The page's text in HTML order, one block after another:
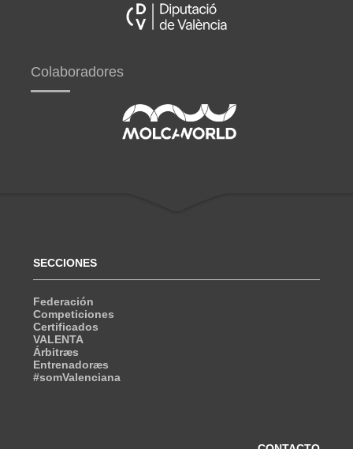
Colaboradores
SECCIONES
Federación
Competiciones
Certificados
VALENTA
Árbitræs
Entrenadoræs
#somValenciana